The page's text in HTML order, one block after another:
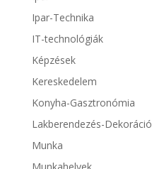
Ipar-Technika
IT-technológiák
Képzések
Kereskedelem
Konyha-Gasztronómia
Lakberendezés-Dekoráció
Munka